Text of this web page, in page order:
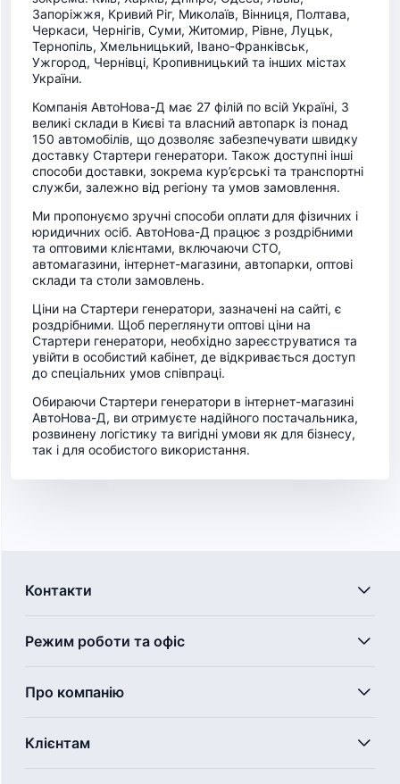
Запоріжжя, Кривий Ріг, Миколаїв, Вінниця, Полтава,
Черкаси, Чернігів, Суми, Житомир, Рівне, Луцьк,
Тернопіль, Хмельницький, Івано-Франківськ,
Ужгород, Чернівці, Кропивницький та інших містах
України.
Компанія АвтоНова-Д має 27 філій по всій Україні, 3
великі склади в Києві та власний автопарк із понад
150 автомобілів, що дозволяє забезпечувати швидку
доставку Стартери генератори. Також доступні інші
способи доставки, зокрема кур’єрські та транспортні
служби, залежно від регіону та умов замовлення.
Ми пропонуємо зручні способи оплати для фізичних і
юридичних осіб. АвтоНова-Д працює з роздрібними
та оптовими клієнтами, включаючи СТО,
автомагазини, інтернет-магазини, автопарки, оптові
склади та столи замовлень.
Ціни на Стартери генератори, зазначені на сайті, є
роздрібними. Щоб переглянути оптові ціни на
Стартери генератори, необхідно зареєструватися та
увійти в особистий кабінет, де відкривається доступ
до спеціальних умов співпраці.
Обираючи Стартери генератори в інтернет-магазині
АвтоНова-Д, ви отримуєте надійного постачальника,
розвинену логістику та вигідні умови як для бізнесу,
так і для особистого використання.
Контакти
Режим роботи та офіс
Про компанію
Клієнтам